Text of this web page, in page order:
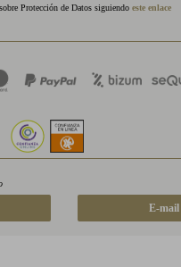
Protección de Datos siguiendo este enlace
E-mail